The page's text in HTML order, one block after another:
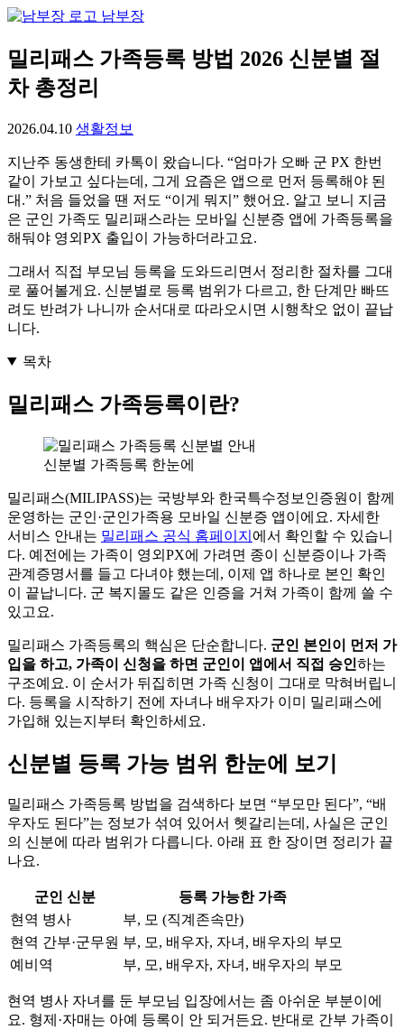
남부장
밀리패스 가족등록 방법 2026 신분별 절
차 총정리
2026.04.10 생활정보
지난주 동생한테 카톡이 왔습니다. “엄마가 오빠 군 PX 한번
같이 가보고 싶다는데, 그게 요즘은 앱으로 먼저 등록해야 된
대.” 처음 들었을 땐 저도 “이게 뭐지” 했어요. 알고 보니 지금
은 군인 가족도 밀리패스라는 모바일 신분증 앱에 가족등록을
해둬야 영외PX 출입이 가능하더라고요.
그래서 직접 부모님 등록을 도와드리면서 정리한 절차를 그대
로 풀어볼게요. 신분별로 등록 범위가 다르고, 한 단계만 빠뜨
려도 반려가 나니까 순서대로 따라오시면 시행착오 없이 끝납
니다.
목차
밀리패스 가족등록이란?
신분별 가족등록 한눈에
밀리패스(MILIPASS)는 국방부와 한국특수정보인증원이 함께
운영하는 군인·군인가족용 모바일 신분증 앱이에요. 자세한
서비스 안내는 밀리패스 공식 홈페이지 에서 확인할 수 있습니
다. 예전에는 가족이 영외PX에 가려면 종이 신분증이나 가족
관계증명서를 들고 다녀야 했는데, 이제 앱 하나로 본인 확인
이 끝납니다. 군 복지몰도 같은 인증을 거쳐 가족이 함께 쓸 수
있고요.
밀리패스 가족등록의 핵심은 단순합니다. 군인 본인이 먼저 가
입을 하고, 가족이 신청을 하면 군인이 앱에서 직접 승인하는
구조예요. 이 순서가 뒤집히면 가족 신청이 그대로 막혀버립니
다. 등록을 시작하기 전에 자녀나 배우자가 이미 밀리패스에
가입해 있는지부터 확인하세요.
신분별 등록 가능 범위 한눈에 보기
밀리패스 가족등록 방법을 검색하다 보면 “부모만 된다”, “배
우자도 된다”는 정보가 섞여 있어서 헷갈리는데, 사실은 군인
의 신분에 따라 범위가 다릅니다. 아래 표 한 장이면 정리가 끝
나요.
군인 신분
등록 가능한 가족
현역 병사
부, 모 (직계존속만)
현역 간부·군무원 부, 모, 배우자, 자녀, 배우자의 부모
예비역
부, 모, 배우자, 자녀, 배우자의 부모
현역 병사 자녀를 둔 부모님 입장에서는 좀 아쉬운 부분이에
요. 형제·자매는 아예 등록이 안 되거든요. 반대로 간부 가족이